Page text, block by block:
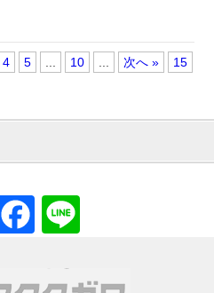
4 5 10 » 15
TwitterFacebook